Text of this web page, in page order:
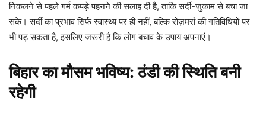
निकलने से पहले गर्म कपड़े पहनने की सलाह दी है, ताकि सर्दी-जुकाम से बचा जा
सके। सर्दी का प्रभाव सिर्फ स्वास्थ्य पर ही नहीं, बल्कि रोज़मर्रा की गतिविधियों पर
भी पड़ सकता है, इसलिए जरूरी है कि लोग बचाव के उपाय अपनाएं।
बिहार का मौसम भविष्य: ठंडी की स्थिति बनी
रहेगी